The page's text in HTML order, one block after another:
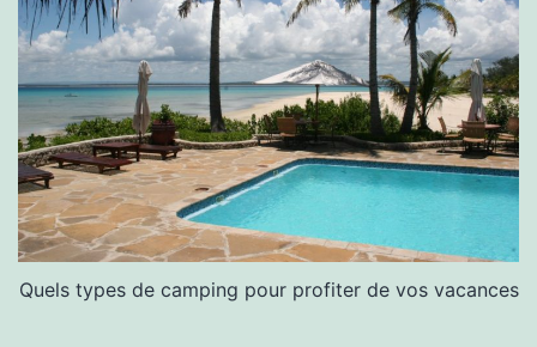
Quels types de camping pour profiter de vos vacances